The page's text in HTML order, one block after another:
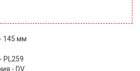
145 мм
PL259
- DV